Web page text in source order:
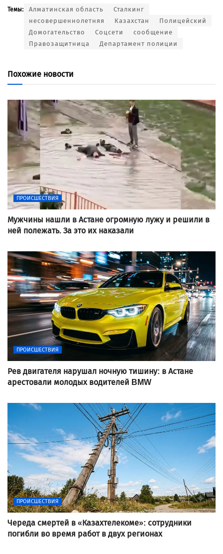
Темы: Алматинская область
Сталкинг
несовершеннолетняя
Казахстан
Полицейский
Домогательство
Соцсети
сообщение
Правозащитница
Департамент полиции
Похожие новости
ПРОИСШЕСТВИЯ
Мужчины нашли в Астане огромную лужу и решили в
ней полежать. За это их наказали
ПРОИСШЕСТВИЯ
Рев двигателя нарушал ночную тишину: в Астане
арестовали молодых водителей BMW
ПРОИСШЕСТВИЯ
Череда смертей в «Казахтелекоме»: сотрудники
погибли во время работ в двух регионах